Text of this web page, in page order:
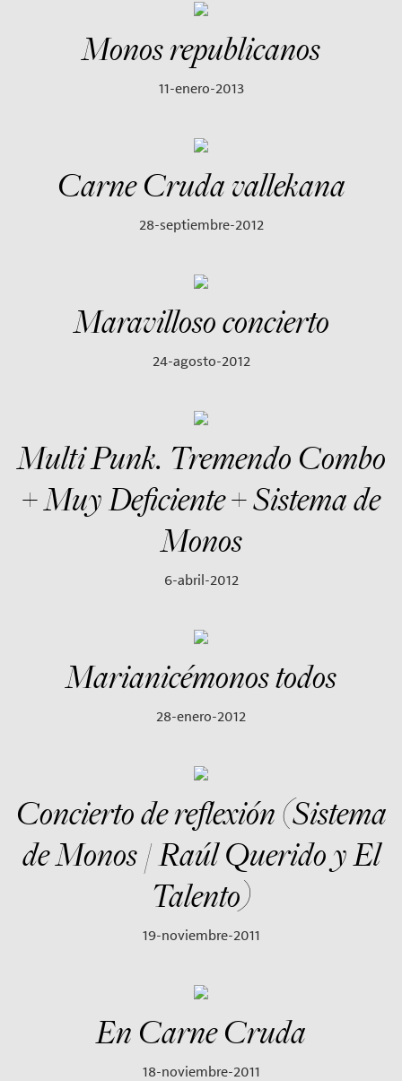
Monos republicanos
11-enero-2013
Carne Cruda vallekana
28-septiembre-2012
Maravilloso concierto
24-agosto-2012
Multi Punk. Tremendo Combo
+ Muy Deficiente + Sistema de
Monos
6-abril-2012
Marianicémonos todos
28-enero-2012
Concierto de reflexión (Sistema
de Monos / Raúl Querido y El
Talento)
19-noviembre-2011
En Carne Cruda
18-noviembre-2011